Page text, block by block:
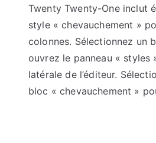
Twenty Twenty-One inclut
style « chevauchement »
colonnes. Sélectionnez un
ouvrez le panneau « styles
latérale de l’éditeur.
bloc « chevauchement »